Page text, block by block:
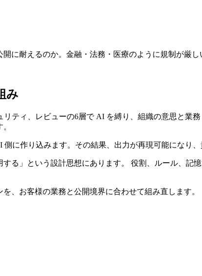
に耐えるのか。金融・法務・医療のように規制が厳
み
ティ、レビューの6層で AI を縛り、組織の意思と業
に作り込みます。その結果、出力が再現可能になり
る」という設計思想にあります。 役割、ルール、記
、お客様の業務と公開境界に合わせて組み直します。